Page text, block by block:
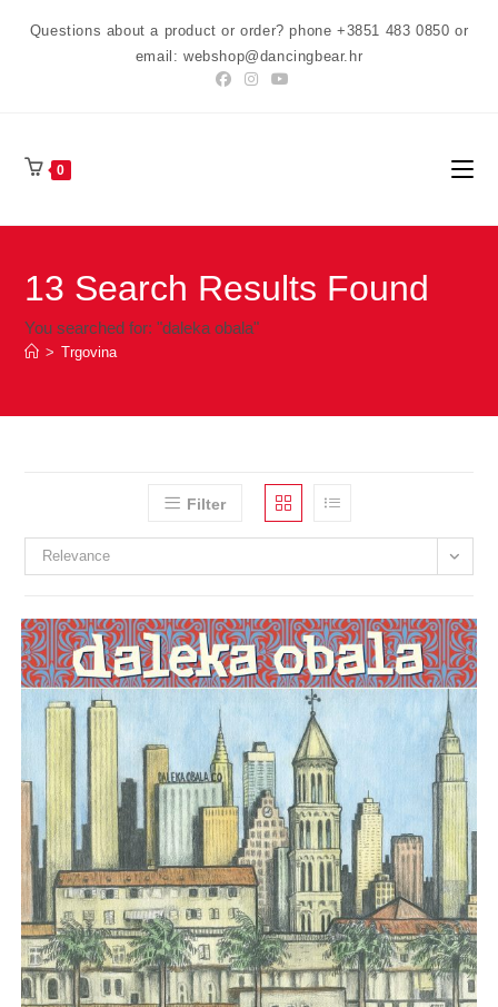
Questions about a product or order? phone +3851 483 0850 or
email: webshop@dancingbear.hr
0
13 Search Results Found
You searched for: "daleka obala"
> Trgovina
Filter
Relevance